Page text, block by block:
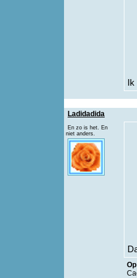
Ladidadida
En zo is het. En
niet anders.